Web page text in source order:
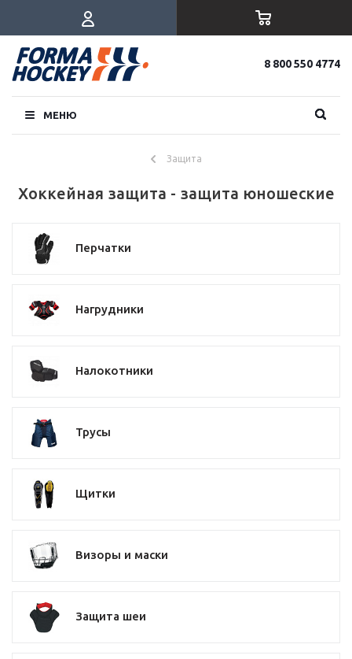
8 800 550 4774
МЕНЮ
Защита
Хоккейная защита - защита юношеские
Перчатки
Нагрудники
Налокотники
Трусы
Щитки
Визоры и маски
Защита шеи